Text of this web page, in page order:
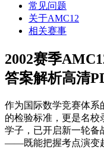
常见问题
关于AMC12
相关赛事
2002赛季
答案解析高清
作为国际数学竞赛体系
的检验标准，更是名校
学子，已开启新一轮备
——既能把握考点演变